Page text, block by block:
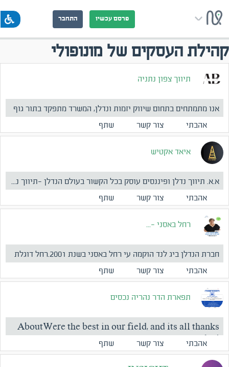
פרסם עכשיו התחבר
קהילת העסקים של מונופולי
תיווך צפון נתניה
אנו מתמתחים בתחום שיווק יזמות ונדלן, המשרד מתפקד בתור גוף
המ...אהבתי צור קשר שתף
איאד אקטיש
א.א. תיווך נדלן ופיננסים עוסק בכל הקשור בעולם הנדלן -תיווך נ...
אהבתי
צור קשר שתף
רחל באסני -...
חברת הנדלן ביג לנד הוקמה עי רחל באסני בשנת 2001.רחל דוגלת
במ...אהבתי צור קשר שתף
תפארת הדר נהריה נכסים
AboutWere the best in our field, and its all thanks
to the i...
אהבתי צור קשר שתף